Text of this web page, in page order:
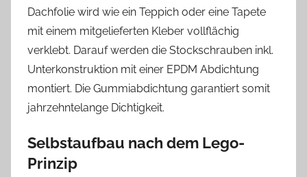
Dachfolie wird wie ein Teppich oder eine Tapete
mit einem mitgelieferten Kleber vollflächig
verklebt. Darauf werden die Stockschrauben inkl.
Unterkonstruktion mit einer EPDM Abdichtung
montiert. Die Gummiabdichtung garantiert somit
jahrzehntelange Dichtigkeit.
Selbstaufbau nach dem Lego-
Prinzip